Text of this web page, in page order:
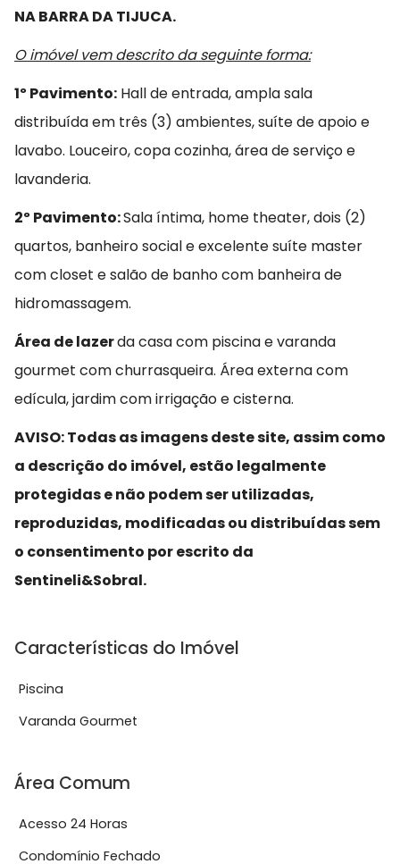
NA BARRA DA TIJUCA.
O imóvel vem descrito da seguinte forma:
1º Pavimento: Hall de entrada, ampla sala
distribuída em três (3) ambientes, suíte de apoio e
lavabo. Louceiro, copa cozinha, área de serviço e
lavanderia.
2º Pavimento:Sala íntima, home theater, dois (2)
quartos, banheiro social e excelente suíte master
com closet e salão de banho com banheira de
hidromassagem.
Área de lazerda casa com piscina e varanda
gourmet com churrasqueira. Área externa com
edícula, jardim com irrigação e cisterna.
AVISO: Todas as imagens deste site, assim como
a descrição do imóvel, estão legalmente
protegidas e não podem ser utilizadas,
reproduzidas, modificadas ou distribuídas sem
o consentimento por escrito da
Sentineli&Sobral.
Características do Imóvel
Piscina
Varanda Gourmet
Área Comum
Acesso 24 Horas
Condomínio Fechado